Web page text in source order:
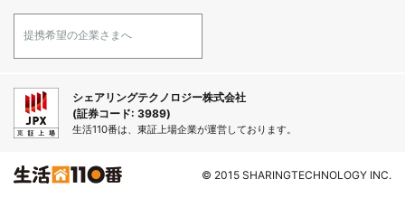
提携希望の企業さまへ
シェアリングテクノロジー株式会社
(証券コード: 3989)
生活110番は、東証上場企業が運営しております。
© 2015 SHARINGTECHNOLOGY INC.